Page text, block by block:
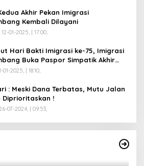
Akhir Pekan Imigrasi
Kembali Dilayani
01-2025, | 17:00,
Hari Bakti Imigrasi ke-75, Imigrasi
Buka Paspor Simpatik Akhir
01-2025, | 18:10,
: Meski Dana Terbatas, Mutu Jalan
Diprioritaskan !
07-2024, | 09:53,